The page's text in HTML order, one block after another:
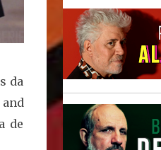
da
de